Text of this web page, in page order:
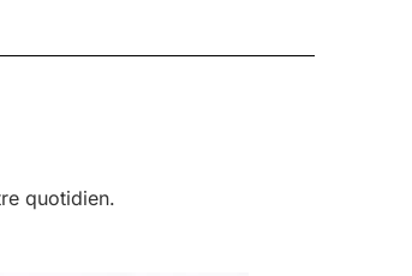
quotidien.